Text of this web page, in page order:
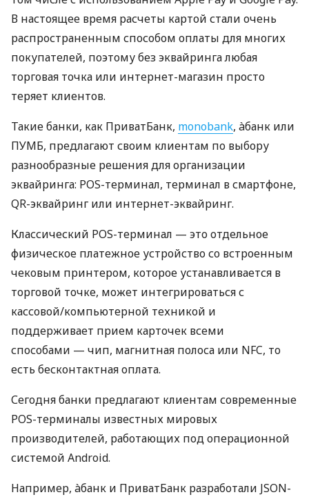
В настоящее время расчеты картой стали очень
распространенным способом оплаты для многих
покупателей, поэтому без эквайринга любая
торговая точка или интернет-магазин просто
теряет клиентов.
Такие банки, как ПриватБанк, monobank, àбанк или
ПУМБ, предлагают своим клиентам по выбору
разнообразные решения для организации
эквайринга: POS-терминал, терминал в смартфоне,
QR-эквайринг или интернет-эквайринг.
Классический POS-терминал — это отдельное
физическое платежное устройство со встроенным
чековым принтером, которое устанавливается в
торговой точке, может интегрироваться с
кассовой/компьютерной техникой и
поддерживает прием карточек всеми
способами — чип, магнитная полоса или NFC, то
есть бесконтактная оплата.
Сегодня банки предлагают клиентам современные
POS-терминалы известных мировых
производителей, работающих под операционной
системой Android.
Например, àбанк и ПриватБанк разработали JSON-